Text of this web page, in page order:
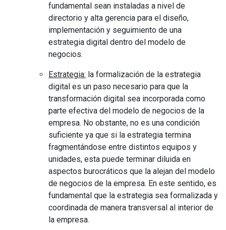
fundamental sean instaladas a nivel de
directorio y alta gerencia para el diseño,
implementación y seguimiento de una
estrategia digital dentro del modelo de
negocios.
Estrategia: la formalización de la estrategia
digital es un paso necesario para que la
transformación digital sea incorporada como
parte efectiva del modelo de negocios de la
empresa. No obstante, no es una condición
suficiente ya que si la estrategia termina
fragmentándose entre distintos equipos y
unidades, esta puede terminar diluida en
aspectos burocráticos que la alejan del modelo
de negocios de la empresa. En este sentido, es
fundamental que la estrategia sea formalizada y
coordinada de manera transversal al interior de
la empresa.